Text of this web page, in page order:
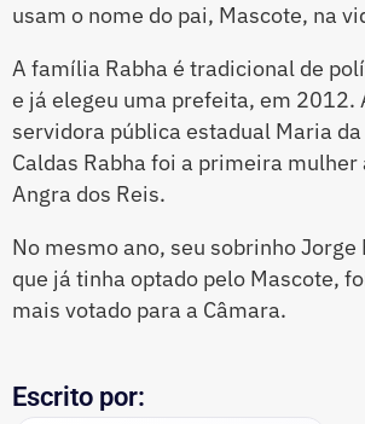
usam o nome do pai, Mascote, na
A família Rabha é tradicional de
e já elegeu uma prefeita, em 2012.
servidora pública estadual Maria
Caldas Rabha foi a primeira mulher
Angra dos Reis.
No mesmo ano, seu sobrinho Jorge
que já tinha optado pelo Mascote,
mais votado para a Câmara.
Escrito por: